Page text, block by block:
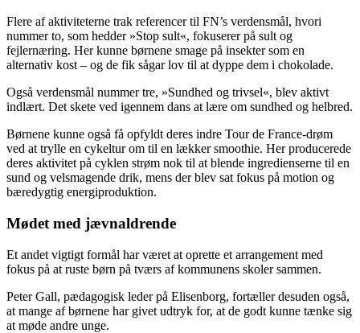
Flere af aktiviteterne trak referencer til FN’s verdensmål, hvori
nummer to, som hedder »Stop sult«, fokuserer på sult og
fejlernæring. Her kunne børnene smage på insekter som en
alternativ kost – og de fik sågar lov til at dyppe dem i chokolade.
Også verdensmål nummer tre, »Sundhed og trivsel«, blev aktivt
indlært. Det skete ved igennem dans at lære om sundhed og helbred.
Børnene kunne også få opfyldt deres indre Tour de France-drøm
ved at trylle en cykeltur om til en lækker smoothie. Her producerede
deres aktivitet på cyklen strøm nok til at blende ingredienserne til en
sund og velsmagende drik, mens der blev sat fokus på motion og
bæredygtig energiproduktion.
Mødet med jævnaldrende
Et andet vigtigt formål har været at oprette et arrangement med
fokus på at ruste børn på tværs af kommunens skoler sammen.
Peter Gall, pædagogisk leder på Elisenborg, fortæller desuden også,
at mange af børnene har givet udtryk for, at de godt kunne tænke sig
at møde andre unge.